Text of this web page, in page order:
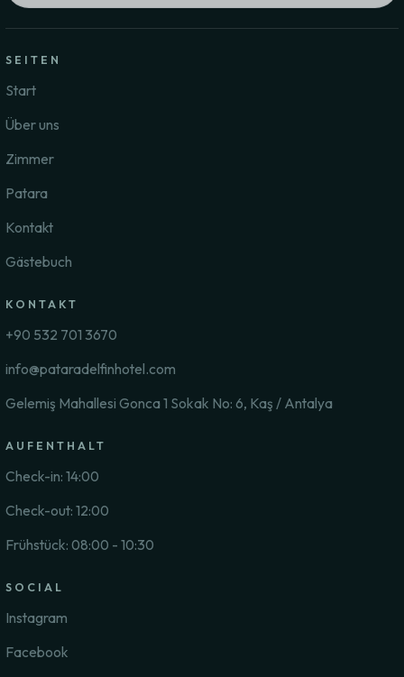
SEITEN
Start
Über uns
Zimmer
Patara
Kontakt
Gästebuch
KONTAKT
+90 532 701 3670
info@pataradelfinhotel.com
Gelemiş Mahallesi Gonca 1 Sokak No: 6, Kaş / Antalya
AUFENTHALT
Check-in: 14:00
Check-out: 12:00
Frühstück: 08:00 - 10:30
SOCIAL
Instagram
Facebook